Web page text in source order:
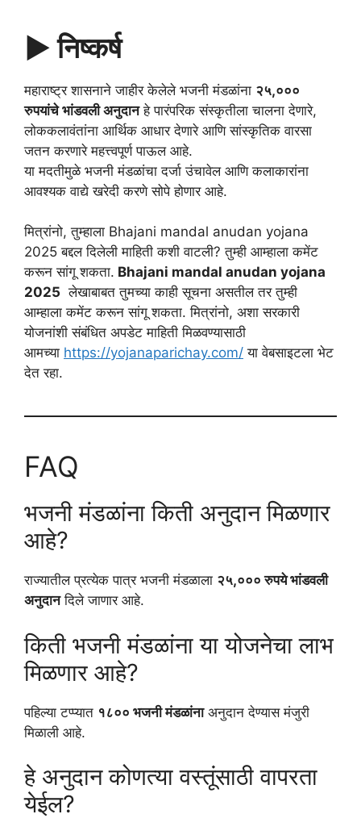
▶️ निष्कर्ष
महाराष्ट्र शासनाने जाहीर केलेले भजनी मंडळांना २५,०००
रुपयांचे भांडवली अनुदानहे पारंपरिक संस्कृतीला चालना देणारे,
लोककलावंतांना आर्थिक आधार देणारे आणि सांस्कृतिक वारसा
जतन करणारे महत्त्वपूर्ण पाऊल आहे.
या मदतीमुळे भजनी मंडळांचा दर्जा उंचावेल आणि कलाकारांना
आवश्यक वाद्ये खरेदी करणे सोपे होणार आहे.
मित्रांनो, तुम्हाला Bhajani mandal anudan yojana
2025 बद्दल दिलेली माहिती कशी वाटली? तुम्ही आम्हाला कमेंट
करून सांगू शकता. Bhajani mandal anudan yojana
2025 लेखाबाबत तुमच्या काही सूचना असतील तर तुम्ही
आम्हाला कमेंट करून सांगू शकता. मित्रांनो, अशा सरकारी
योजनांशी संबंधित अपडेट माहिती मिळवण्यासाठी
आमच्या https://yojanaparichay.com/ या वेबसाइटला भेट
देत रहा.
FAQ
भजनी मंडळांना किती अनुदान मिळणार
आहे?
राज्यातील प्रत्येक पात्र भजनी मंडळाला २५,००० रुपये भांडवली
अनुदानदिले जाणार आहे.
किती भजनी मंडळांना या योजनेचा लाभ
मिळणार आहे?
पहिल्या टप्प्यात १८०० भजनी मंडळांनाअनुदान देण्यास मंजुरी
मिळाली आहे.
हे अनुदान कोणत्या वस्तूंसाठी वापरता
येईल?